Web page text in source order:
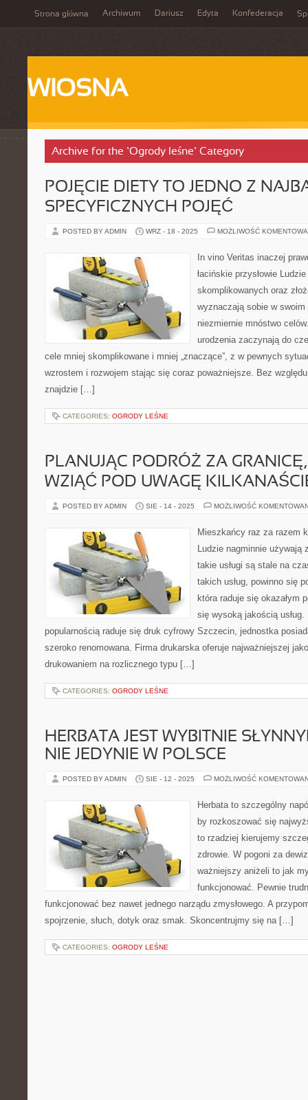
Strona główna Archiwum Dariusz Edyta Konfederacja
WIOSNA
Archive for the ‘Ogrody leśne’ Category
POJĘCIE DIETY TO JEDNO Z
SPECYFICZNYCH POJĘĆ
POSTED BY ADMIN WRZ - 18 - 2025 MOŻLIWOŚĆ
In vino Veritas inaczej
łacińskie przysłowie
skomplikowanych oraz
wyznaczają sobie w
niezmiernie mnóstwo
urodzenia zaczynają do
cele mniej skomplikowane i mniej „znaczące”, z w pewnych
wzrostem i rozwojem stając się coraz poważniejsze. Bez
znajdzie […]
CATEGORIES: OGRODY LEŚNE
PLANUJĄC PODRÓŻ ZA
WZIĄĆ POD UWAGĘ
POSTED BY ADMIN SIE - 14 - 2025 MOŻLIWOŚĆ
Mieszkańcy raz za razem
Ludzie nagminnie używają
takie usługi są stale na
takich usług, powinno się
która raduje się okazałym
się wysoką jakością
popularnością raduje się druk cyfrowy Szczecin, jednostka
szeroko renomowana. Firma drukarska oferuje najważniejszej
drukowaniem na rozlicznego typu […]
CATEGORIES: OGRODY LEŚNE
HERBATA JEST WYBITNIE
NIE JEDYNIE W POLSCE
POSTED BY ADMIN SIE - 12 - 2025 MOŻLIWOŚĆ
Herbata to szczególny
by rozkoszować się
to rzadziej kierujemy
zdrowie. W pogoni za
ważniejszy aniżeli to jak
funkcjonować. Pewnie
funkcjonować bez nawet jednego narządu zmysłowego. A
spojrzenie, słuch, dotyk oraz smak. Skoncentrujmy się na […]
CATEGORIES: OGRODY LEŚNE